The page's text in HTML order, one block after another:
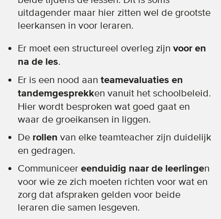
uitdagender maar hier zitten wel de grootste
leerkansen in voor leraren.
Er moet een structureel overleg zijn voor en
na de les.
Er is een nood aan teamevaluaties en
tandemgesprekken vanuit het schoolbeleid.
Hier wordt besproken wat goed gaat en
waar de groeikansen in liggen.
De rollen van elke teamteacher zijn duidelijk
en gedragen.
Communiceer eenduidig naar de leerlingen
voor wie ze zich moeten richten voor wat en
zorg dat afspraken gelden voor beide
leraren die samen lesgeven.